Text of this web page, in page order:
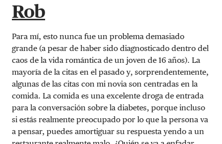
Rob
Para mí, esto nunca fue un problema demasiado
grande (a pesar de haber sido diagnosticado dentro del
caos de la vida romántica de un joven de 16 años). La
mayoría de la citas en el pasado y, sorprendentemente,
algunas de las citas con mi novia son centradas en la
comida. La comida es una excelente droga de entrada
para la conversación sobre la diabetes, porque incluso
si estás realmente preocupado por lo que la persona va
a pensar, puedes amortiguar su respuesta yendo a un